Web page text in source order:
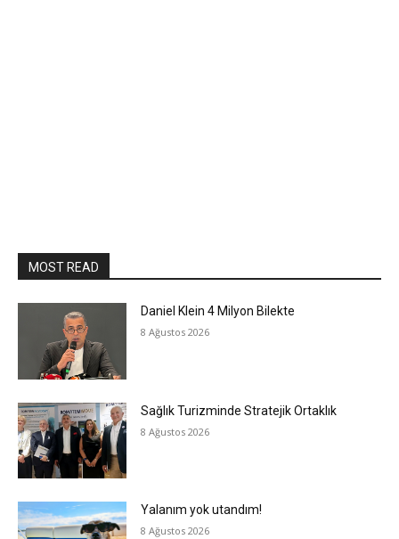
MOST READ
Daniel Klein 4 Milyon Bilekte
8 Ağustos 2026
Sağlık Turizminde Stratejik Ortaklık
8 Ağustos 2026
Yalanım yok utandım!
8 Ağustos 2026